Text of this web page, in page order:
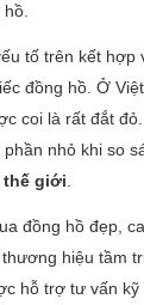
hồ.
tố trên kết hợp
đồng hồ. Ở
coi là rất đắt
nhỏ khi so
thế giới.
đồng hồ đẹp,
hiệu tầm
hỗ trợ tư vấn